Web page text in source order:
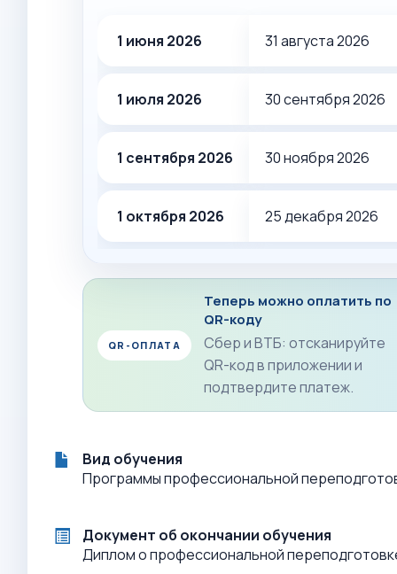
1 июня 2026 31 августа 2026
1 июля 2026 30 сентября 2026
1 сентября 2026 30 ноября 2026
1 октября 2026 25 декабря 2026
QR-ОПЛАТА
Теперь можно оплатить по
QR-коду
Сбер и ВТБ: отсканируйте
QR-код в приложении и
подтвердите платеж.
Вид обучения
Программы профессиональной
Документ об окончании обучения
Диплом о профессиональной